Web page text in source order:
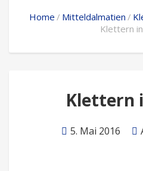
Home Mitteldalmatien
Klettern
Klettern
5. Mai 2016